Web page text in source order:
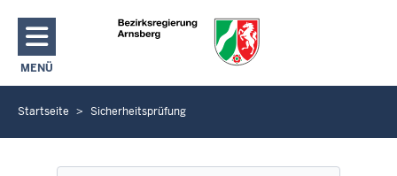
Direkt zum Inhalt
MENÜ
NAVIGATION AKTIVIEREN/DEAKTIVIEREN: HAUPTMENÜ
S
i
Startseite Sicherheitsprüfung